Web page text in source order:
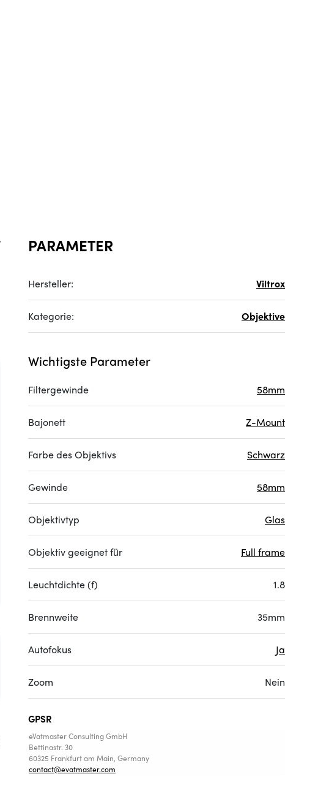
PARAMETER
Hersteller: Viltrox
Kategorie: Objektive
Wichtigste Parameter
Filtergewinde 58mm
Bajonett Z-Mount
Farbe des Objektivs Schwarz
Gewinde 58mm
Objektivtyp Glas
Objektiv geeignet für Full frame
Leuchtdichte (f) 1.8
Brennweite 35mm
Autofokus Ja
Zoom Nein
GPSR
eVatmaster Consulting GmbH
Bettinastr. 30
60325 Frankfurt am Main, Germany
contact@evatmaster.com